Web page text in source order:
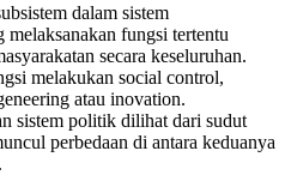
dalam sistem
melaksanakan fungsi tertentu
secara keseluruhan.
melakukan social control,
atau inovation.
sistem politik dilihat dari sudut
perbedaan di antara keduanya